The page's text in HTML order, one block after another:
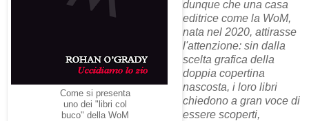
Come si presenta
uno dei "libri col
buco" della WoM
dunque che una casa
editrice come la WoM,
nata nel 2020, attirasse
l'attenzione: sin dalla
scelta grafica della
doppia copertina
nascosta, i loro libri
chiedono a gran voce di
essere scoperti,